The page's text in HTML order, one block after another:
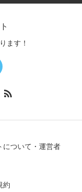
ます！
について・運営者
約